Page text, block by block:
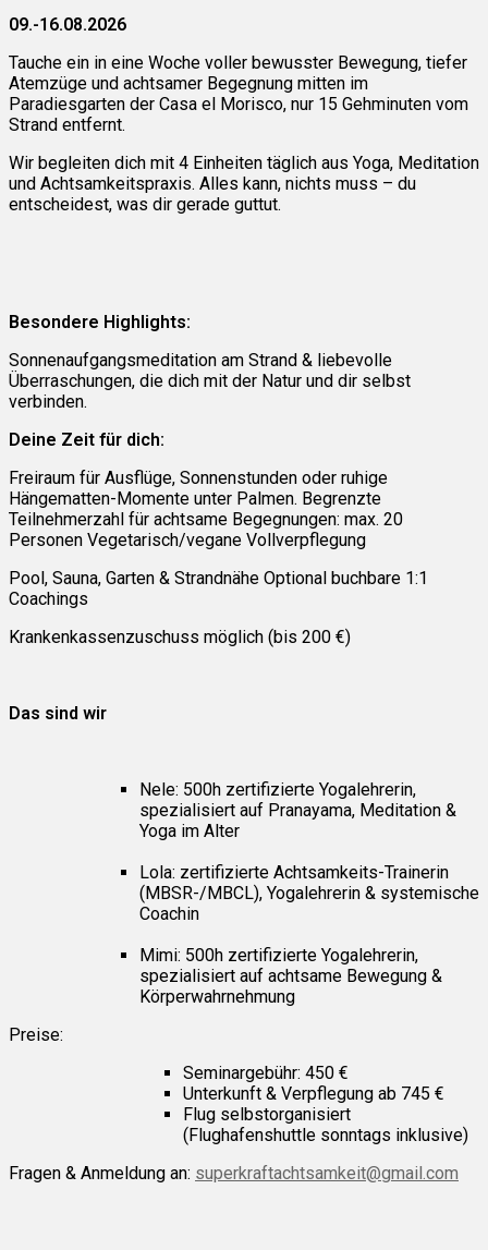
09.-16.08.2026
Tauche ein in eine Woche voller bewusster Bewegung, tiefer
Atemzüge und achtsamer Begegnung mitten im
Paradiesgarten der Casa el Morisco, nur 15 Gehminuten vom
Strand entfernt.
Wir begleiten dich mit 4 Einheiten täglich aus Yoga, Meditation
und Achtsamkeitspraxis. Alles kann, nichts muss – du
entscheidest, was dir gerade guttut.
Besondere Highlights:
Sonnenaufgangsmeditation am Strand & liebevolle
Überraschungen, die dich mit der Natur und dir selbst
verbinden.
Deine Zeit für dich:
Freiraum für Ausflüge, Sonnenstunden oder ruhige
Hängematten-Momente unter Palmen. Begrenzte
Teilnehmerzahl für achtsame Begegnungen: max. 20
Personen Vegetarisch/vegane Vollverpflegung
Pool, Sauna, Garten & Strandnähe Optional buchbare 1:1
Coachings
Krankenkassenzuschuss möglich (bis 200 €)
Das sind wir
Nele: 500h zertifizierte Yogalehrerin,
spezialisiert auf Pranayama, Meditation &
Yoga im Alter
Lola: zertifizierte Achtsamkeits-Trainerin
(MBSR-/MBCL), Yogalehrerin & systemische
Coachin
Mimi: 500h zertifizierte Yogalehrerin,
spezialisiert auf achtsame Bewegung &
Körperwahrnehmung
Preise:
Seminargebühr: 450 €
Unterkunft & Verpflegung ab 745 €
Flug selbstorganisiert
(Flughafenshuttle sonntags inklusive)
Fragen & Anmeldung an: superkraftachtsamkeit@gmail.com